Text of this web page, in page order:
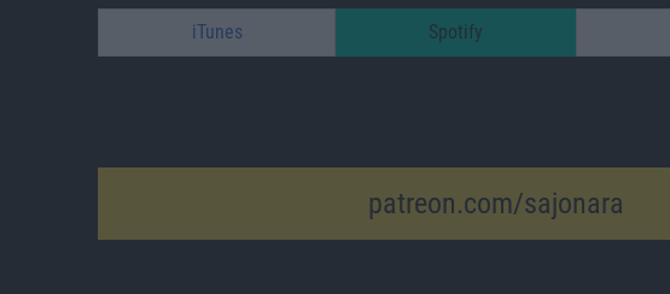
iTunes Spotify
patreon.com/sajonara